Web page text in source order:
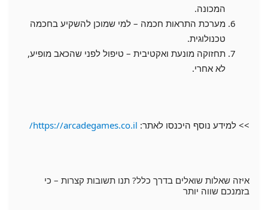
המכונה.
מערכת התראות חכמה – למי שמוכן להשקיע בחכמה
טכנולוגית.
תחזוקה מונעת ואקטיבית – טיפול לפני שהכאב מופיע,
לא אחרי.
>> למידע נוסף היכנסו לאתר: https://arcadegames.co.il/
איזה שאלות שואלים בדרך כלל? תנו תשובות קצרות – כי
בזמנכם שווה יותר